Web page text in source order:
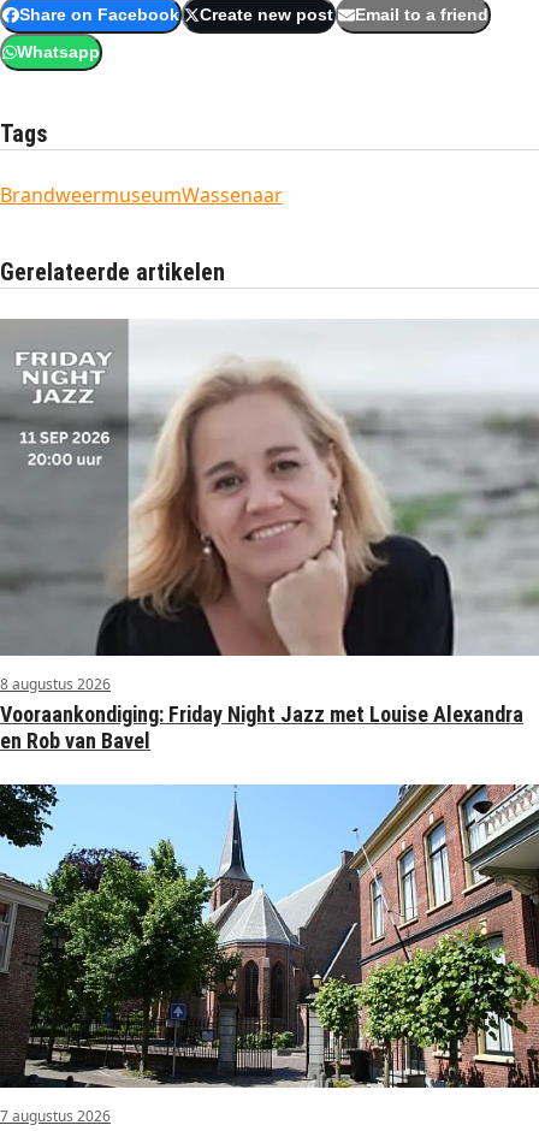
Share on Facebook Create new post Email to a friend
Whatsapp
Tags
BrandweermuseumWassenaar
Gerelateerde artikelen
8 augustus 2026
Vooraankondiging: Friday Night Jazz met Louise Alexandra
en Rob van Bavel
7 augustus 2026